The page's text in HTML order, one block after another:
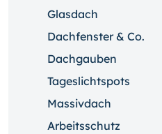
Glasdach
Dachfenster & Co.
Dachgauben
Tageslichtspots
Massivdach
Arbeitsschutz